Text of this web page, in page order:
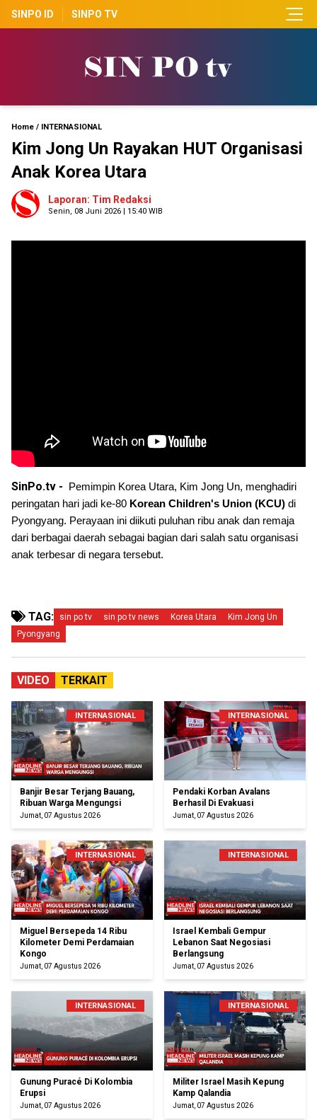
SINPO ID SINPO TV
Home / INTERNASIONAL
Kim Jong Un Rayakan HUT Organisasi
Anak Korea Utara
Laporan: Tim Redaksi
Senin, 08 Juni 2026 | 15:40 WIB
SinPo.tv -
Pemimpin Korea Utara, Kim Jong Un, menghadiri
peringatan hari jadi ke-80 Korean Children's Union (KCU) di
Pyongyang. Perayaan ini diikuti puluhan ribu anak dan remaja
dari berbagai daerah sebagai bagian dari salah satu organisasi
anak terbesar di negara tersebut.
TAG: sin po tv sin po tv news Korea Utara
Kim Jong Un
Pyongyang
VIDEO TERKAIT
INTERNASIONAL
Banjir Besar Terjang Bauang,
Ribuan Warga Mengungsi
Jumat, 07 Agustus 2026
INTERNASIONAL
Pendaki Korban Avalans
Berhasil Di Evakuasi
Jumat, 07 Agustus 2026
INTERNASIONAL
Miguel Bersepeda 14 Ribu
Kilometer Demi Perdamaian
Kongo
Jumat, 07 Agustus 2026
INTERNASIONAL
Israel Kembali Gempur
Lebanon Saat Negosiasi
Berlangsung
Jumat, 07 Agustus 2026
INTERNASIONAL
Gunung Puracé Di Kolombia
Erupsi
Jumat, 07 Agustus 2026
INTERNASIONAL
Militer Israel Masih Kepung
Kamp Qalandia
Jumat, 07 Agustus 2026